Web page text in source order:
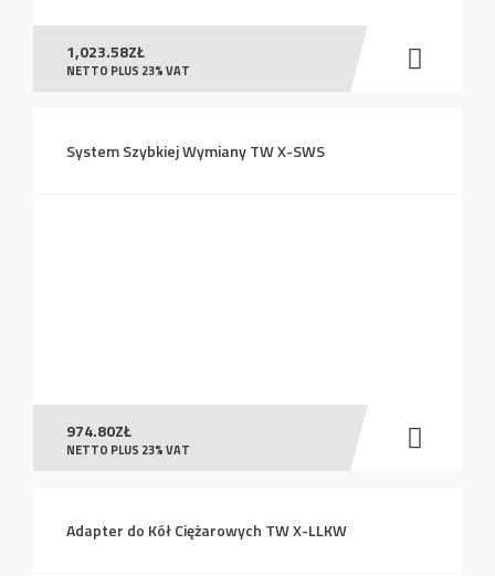
1,023.58ZŁ
NETTO PLUS 23% VAT
System Szybkiej Wymiany TW X-SWS
974.80ZŁ
NETTO PLUS 23% VAT
Adapter do Kół Ciężarowych TW X-LLKW